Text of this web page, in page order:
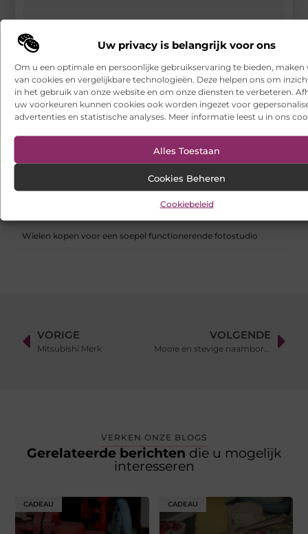
Uw privacy is belangrijk voor ons
Om u een optimale en persoonlijke gebruikservaring te bieden, maken
van cookies en vergelijkbare technologieën. Deze helpen ons om
in het gebruik van onze website en om onze diensten te verbeteren.
uw voorkeuren kunnen cookies ook worden ingezet voor
advertenties en statistische analyses. Meer informatie leest u in ons
Alles Toestaan
Cookies Beheren
Cookiebeleid
RECENTE BERICHTEN
Hoe franchiseketens lokale Google Ads budgetten centraal en
efficiënt beheren
Een buitenkat of binnenkat? Dezelfde dierenarts voor uw kat
Websites laten maken: wat u moet weten voordat u begint
Ontdek het gemak van online vlees bestellen
Wielen kopen voor een soepel functionerende fotostudio
VORIGE
Mitsubishi Merk
VOLGENDE
Mooie en stevige naamborden zijn te koop bij De Naambordenspecialist
VERKEN ONZE BLOGS
Gerelateerde berichten die u mogelijk
interesseren
CADEAU CADEAU